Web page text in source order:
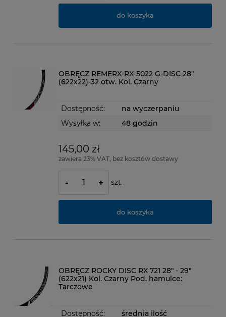
do koszyka
OBRĘCZ REMERX-RX-5022 G-DISC 28"
(622x22)-32 otw. Kol. Czarny
Dostępność:
na wyczerpaniu
Wysyłka w:
48 godzin
145,00 zł
zawiera 23% VAT, bez kosztów dostawy
- + szt.
do koszyka
OBRĘCZ ROCKY DISC RX 721 28" - 29"
(622x21) Kol. Czarny Pod. hamulce:
Tarczowe
Dostępność: średnia ilość